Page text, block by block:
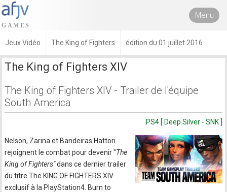
Menu
Jeux Vidéo The King of Fighters édition du 01 juillet 2016
The King of Fighters XIV
The King of Fighters XIV - Trailer de l'équipe
South America
PS4 [ Deep Silver - SNK ]
Nelson, Zarina et Bandeiras Hattori
rejoignent le combat pour devenir "The
King of Fighters"dans ce dernier trailer
du titre The KING OF FIGHTERS XIV
exclusif à la PlayStation4. Burn to